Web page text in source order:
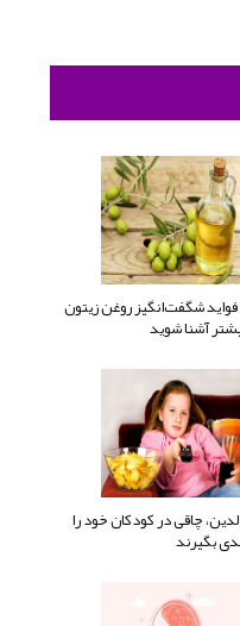
فواید شگفت‌انگیز روغن زیتون
آشنا شوید
چاقی در کودکان خود را
بگیرند